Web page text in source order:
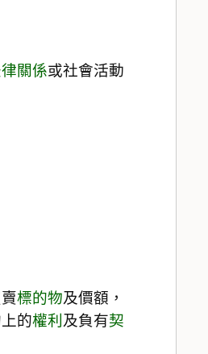
關係或社會活動
標的物及價額，
的權利及負有契